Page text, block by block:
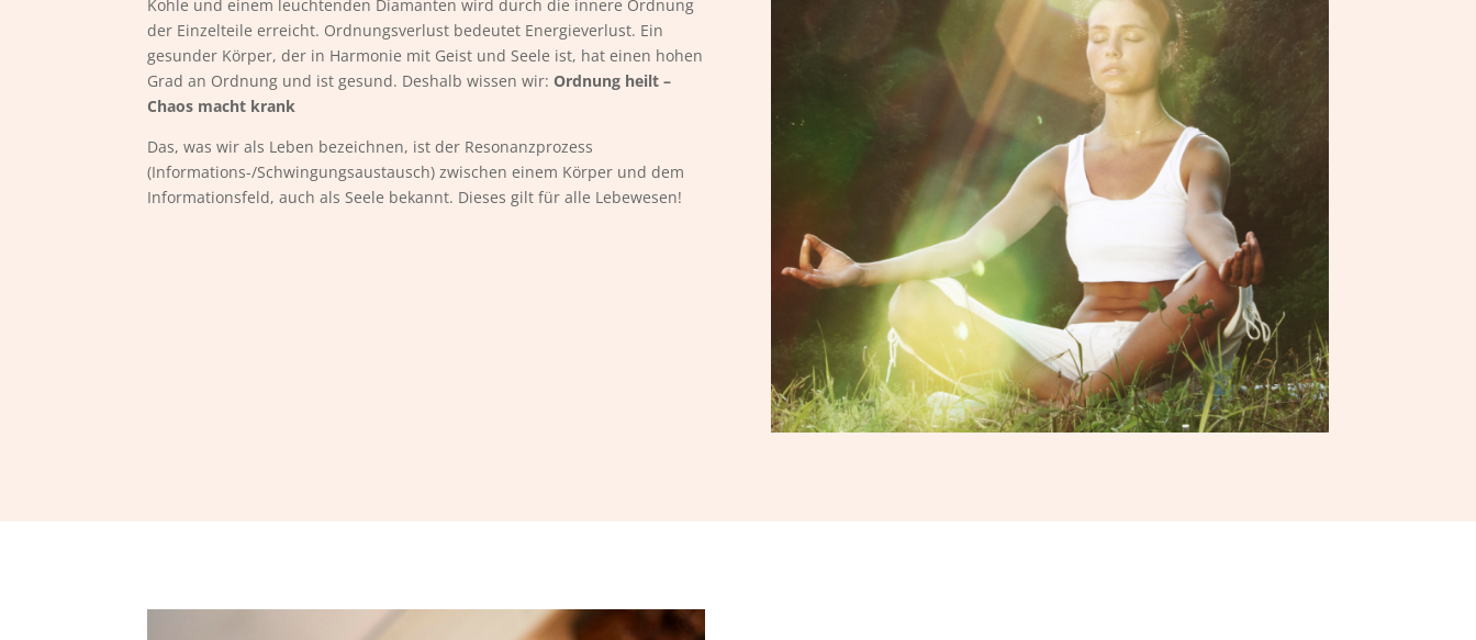
Kohle und einem leuchtenden Diamanten wird durch die innere Ordnung
der Einzelteile erreicht. Ordnungsverlust bedeutet Energieverlust. Ein
gesunder Körper, der in Harmonie mit Geist und Seele ist, hat einen hohen
Grad an Ordnung und ist gesund. Deshalb wissen wir:Ordnung heilt –
Chaos macht krank
Das, was wir als Leben bezeichnen, ist der Resonanzprozess
(Informations-/Schwingungsaustausch) zwischen einem Körper und dem
Informationsfeld, auch als Seele bekannt. Dieses gilt für alle Lebewesen!